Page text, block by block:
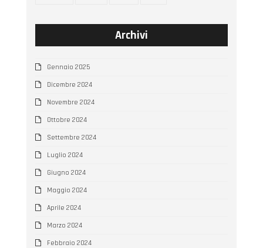
Archivi
Gennaio 2025
Dicembre 2024
Novembre 2024
Ottobre 2024
Settembre 2024
Luglio 2024
Giugno 2024
Maggio 2024
Aprile 2024
Marzo 2024
Febbraio 2024